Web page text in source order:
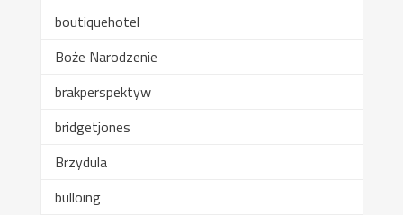
boutiquehotel
Boże Narodzenie
brakperspektyw
bridgetjones
Brzydula
bulloing